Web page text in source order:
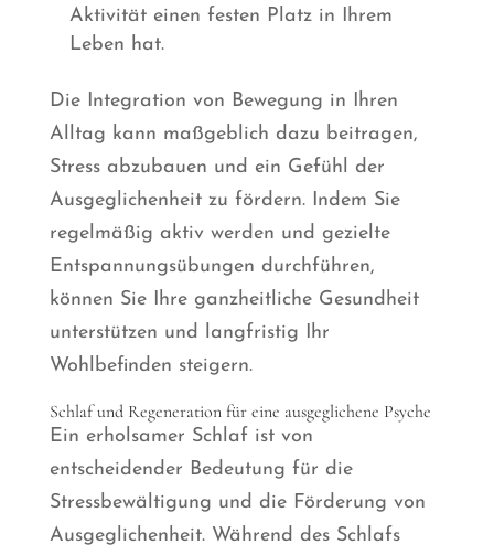
Aktivität einen festen Platz in Ihrem
Leben hat.
Die Integration von Bewegung in Ihren
Alltag kann maßgeblich dazu beitragen,
Stress abzubauen und ein Gefühl der
Ausgeglichenheit zu fördern. Indem Sie
regelmäßig aktiv werden und gezielte
Entspannungsübungen durchführen,
können Sie Ihre ganzheitliche Gesundheit
unterstützen und langfristig Ihr
Wohlbefinden steigern.
Schlaf und Regeneration für eine ausgeglichene Psyche
Ein erholsamer Schlaf ist von
entscheidender Bedeutung für die
Stressbewältigung und die Förderung von
Ausgeglichenheit. Während des Schlafs